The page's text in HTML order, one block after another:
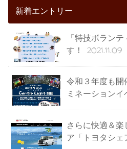
新着エントリー
「特技ボラン
す！
2021.11.09
令和３年度も開
ミネーションイ
さらに快適＆楽
ア「トヨタシェ